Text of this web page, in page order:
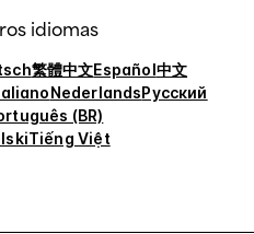
idiomas
繁體中文Español中文
NederlandsРусский
(BR)
Tiếng Việt